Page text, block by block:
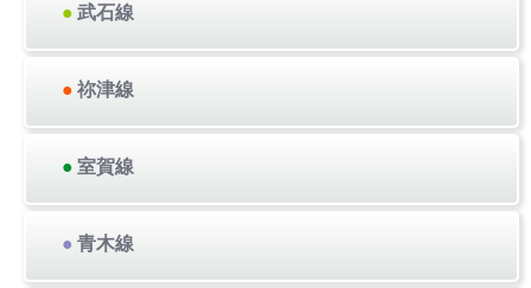
● 武石線
● 祢津線
● 室賀線
● 青木線